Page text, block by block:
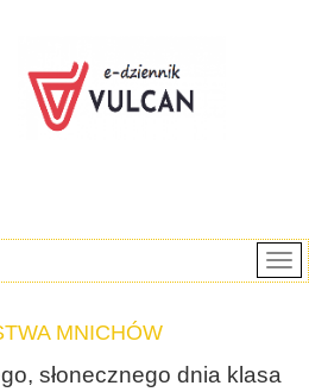
MNICHÓW
słonecznego dnia klasa